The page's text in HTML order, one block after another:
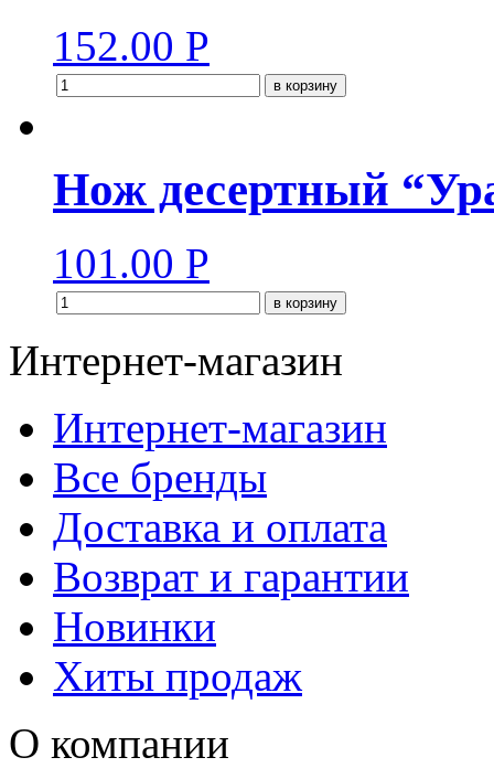
152.00 Р
в корзину
Нож десертный
101.00 Р
в корзину
Интернет-магазин
Интернет-магазин
Все бренды
Доставка и оплата
Возврат и гарантии
Новинки
Хиты продаж
О компании